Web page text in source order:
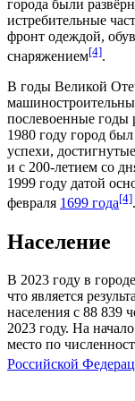
города были
истребительные
фронт одеждой,
снаряжением[4].
В годы Великой
послевоенные годы
1980 году город
успехи,
и с 200-летием со
1999 году датой
февраля 1699 года[4].
Население
В 2023 году в
что является
населения с 88 839
2023 году. На начало
место по
Российской